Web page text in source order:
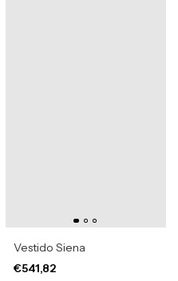
Vestido Siena
€541,82